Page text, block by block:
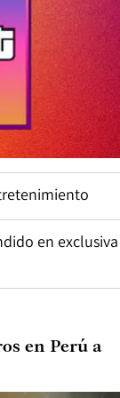
en exclusiva
en Perú a